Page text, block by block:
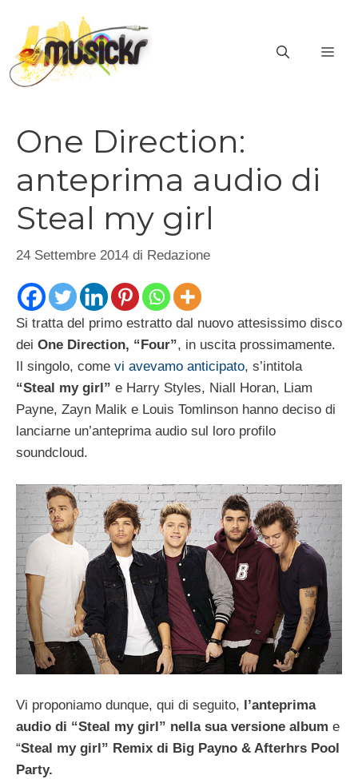
contenuto
One Direction:
anteprima audio di
Steal my girl
24 Settembre 2014 di Redazione
Si tratta del primo estratto dal nuovo attesissimo disco
dei One Direction, “Four”, in uscita prossimamente.
Il singolo, come vi avevamo anticipato, s’intitola
“Steal my girl” e Harry Styles, Niall Horan, Liam
Payne, Zayn Malik e Louis Tomlinson hanno deciso di
lanciarne un’anteprima audio sul loro profilo
soundcloud.
Vi proponiamo dunque, qui di seguito,
l’anteprima
audio di “Steal my girl” nella sua versione album e
“Steal my girl” Remix di Big Payno & Afterhrs Pool
Party.